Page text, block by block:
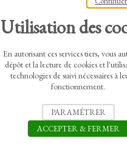
Utilisation des
En autorisant ces services tiers, vous
dépôt et la lecture de cookies et
technologies de suivi nécessaires à
fonctionnement.
PARAMÉTRER
ACCEPTER & FERMER